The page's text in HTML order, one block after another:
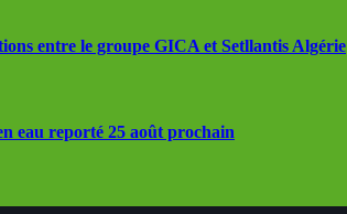
entre le groupe GICA et Setllantis Algérie
eau reporté 25 août prochain